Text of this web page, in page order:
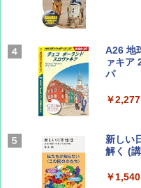
Coyote
￥1,540
集】ボ
￥1,760
A26 地
ァキア
パ
￥2,277
新しい
解く (
￥1,540